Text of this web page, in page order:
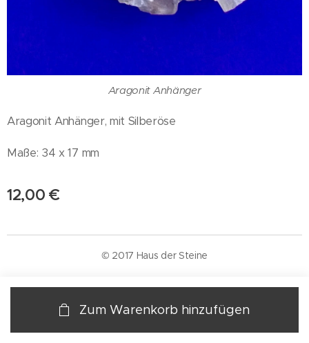
Aragonit Anhänger
Aragonit Anhänger, mit Silberöse
Maße: 34 x 17 mm
12,00 €
Zum Warenkorb hinzufügen
© 2017 Haus der Steine